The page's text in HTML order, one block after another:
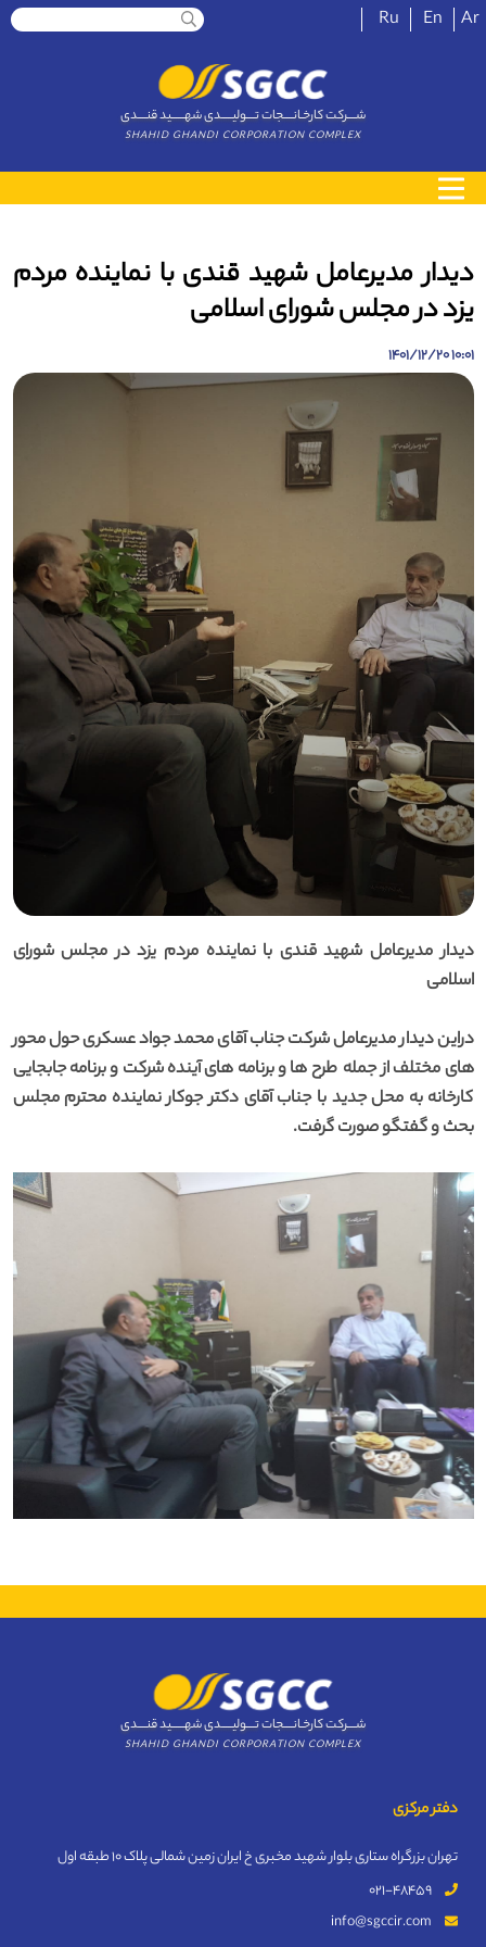
Ar
En
Ru
شــــرکت کارخـانــــجات تــــولیـــــدی شهــــــید قنــــدی
SHAHID GHANDI CORPORATION COMPLEX
دیدار مدیرعامل شهید قندی با نماینده مردم
یزد در مجلس شورای اسلامی
10:01 1401/12/20
دیدار مدیرعامل شهید قندی با نماینده مردم یزد در مجلس شورای
اسلامی
دراین دیدار مدیرعامل شرکت جناب آقای محمد جواد عسکری حول محور
های مختلف از جمله طرح ها و برنامه های آینده شرکت و برنامه جابجایی
کارخانه به محل جدید با جناب آقای دکتر جوکار نماینده محترم مجلس
بحث و گفتگو صورت گرفت.
شــــرکت کارخـانــــجات تــــولیـــــدی شهــــــید قنــــدی
SHAHID GHANDI CORPORATION COMPLEX
دفتر مرکزی
تهران بزرگراه ستاری بلوار شهید مخبری خ ایران زمین شمالی پلاک 10 طبقه اول